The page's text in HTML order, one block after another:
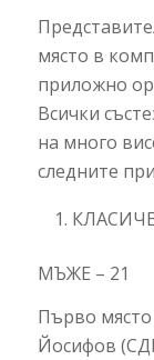
място в
приложно
Всички
на много
следните
МЪЖЕ – 21
Първо място
Йосифов